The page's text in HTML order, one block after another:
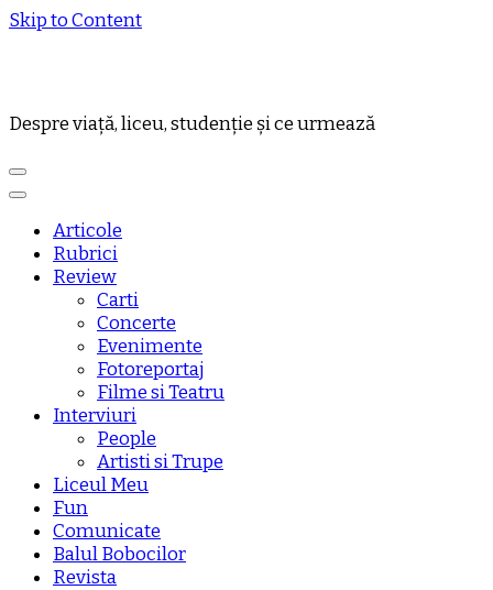
Skip to Content
Despre viață, liceu, studenție și ce urmează
Articole
Rubrici
Review
Carti
Concerte
Evenimente
Fotoreportaj
Filme si Teatru
Interviuri
People
Artisti si Trupe
Liceul Meu
Fun
Comunicate
Balul Bobocilor
Revista